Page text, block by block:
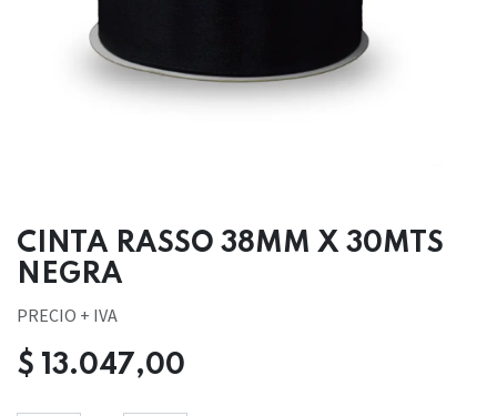
CINTA RASSO 38MM X 30MTS
NEGRA
PRECIO + IVA
$ 13.047,00